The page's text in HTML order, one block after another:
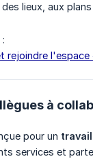
lieux, aux
rejoindre
à
pour un
services et